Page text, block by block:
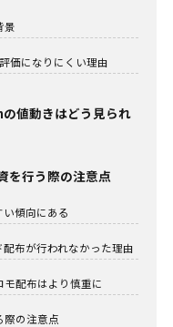
景
価になりにくい理由
値動きはどう見られ
を行う際の注意点
傾向にある
布が行われなかった理由
配布はより慎重に
際の注意点